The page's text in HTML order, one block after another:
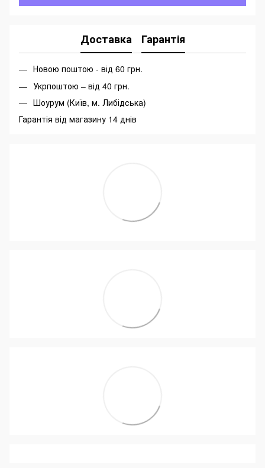
Доставка Гарантія
Новою поштою - від 60 грн.
Укрпоштою – від 40 грн.
Шоурум (Київ, м. Либідська)
Гарантія від магазину 14 днів